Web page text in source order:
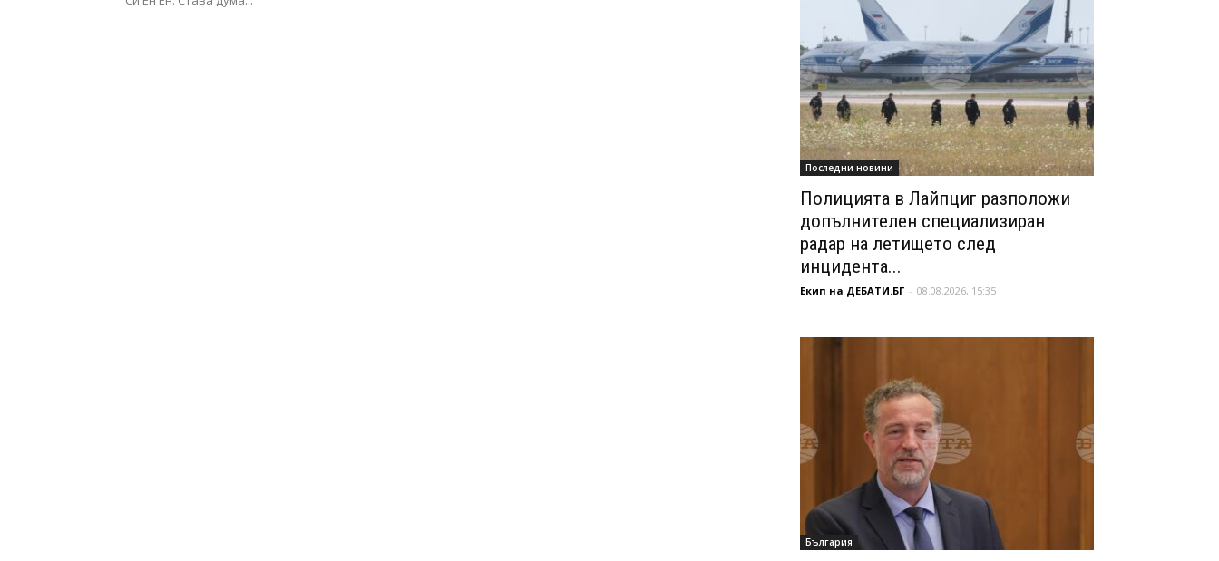
Последни новини
Полицията в Лайпциг разположи
допълнителен специализиран
радар на летището след
инцидента...
Екип на ДЕБАТИ.БГ - 08.08.2026, 15:35
България